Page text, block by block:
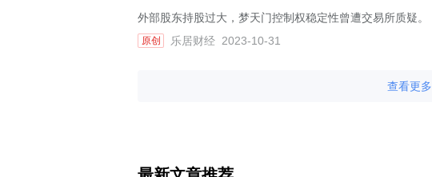
外部股东持股过大，梦天门控制权稳定性曾遭交易所质疑。
原创 乐居财经 2023-10-31
查看更多